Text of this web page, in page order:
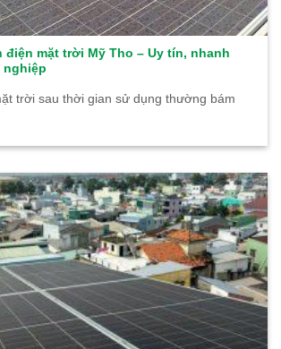
điện mặt trời Mỹ Tho – Uy tín, nhanh
nghiệp
trời sau thời gian sử dụng thường bám